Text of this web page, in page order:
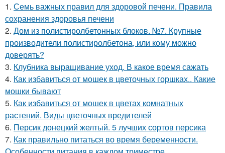
1. Семь важных правил для здоровой печени. Правила
сохранения здоровья печени
2. Дом из полистиролбетонных блоков. №7. Крупные
производители полистиролбетона, или кому можно
доверять?
3. Клубника выращивание уход. В какое время сажать
4. Как избавиться от мошек в цветочных горшках.. Какие
мошки бывают
5. Как избавиться от мошек в цветах комнатных
растений. Виды цветочных вредителей
6. Персик донецкий желтый. 5 лучших сортов персика
7. Как правильно питаться во время беременности.